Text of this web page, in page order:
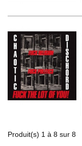
Produit(s) 1 à 8 sur 8